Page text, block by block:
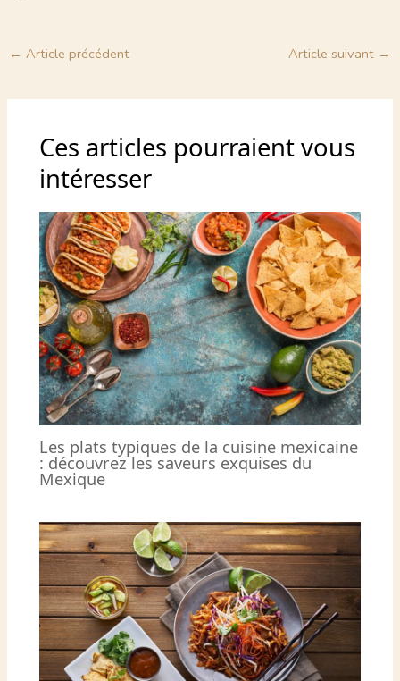
← Article précédent Article suivant →
Ces articles pourraient vous
intéresser
Les plats typiques de la cuisine mexicaine
: découvrez les saveurs exquises du
Mexique